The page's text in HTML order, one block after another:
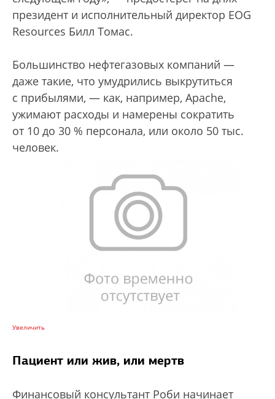
президент и исполнительный директор EOG
Resources Билл Томас.
Большинство нефтегазовых компаний —
даже такие, что умудрились выкрутиться
с прибылями, — как, например, Apache,
ужимают расходы и намерены сократить
от 10 до 30 % персонала, или около 50 тыс.
человек.
Увеличить
Пациент или жив, или мертв
Финансовый консультант Роби начинает